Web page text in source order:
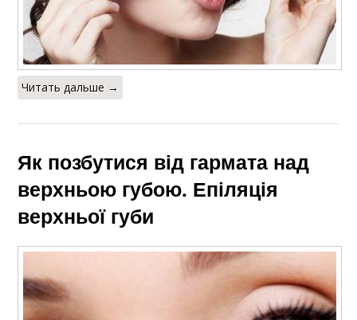
Читать дальше →
Як позбутися від гармата над
верхньою губою. Епіляція
верхньої губи